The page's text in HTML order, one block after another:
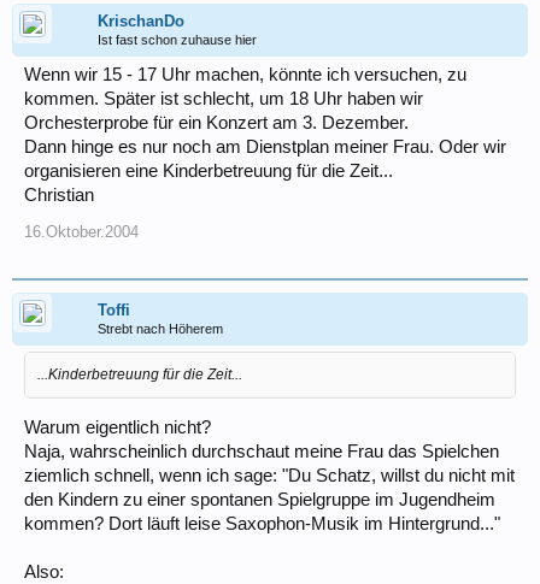
KrischanDo
Ist fast schon zuhause hier
Wenn wir 15 - 17 Uhr machen, könnte ich versuchen, zu
kommen. Später ist schlecht, um 18 Uhr haben wir
Orchesterprobe für ein Konzert am 3. Dezember.
Dann hinge es nur noch am Dienstplan meiner Frau. Oder wir
organisieren eine Kinderbetreuung für die Zeit...
Christian
16.Oktober.2004
Toffi
Strebt nach Höherem
...Kinderbetreuung für die Zeit...
Warum eigentlich nicht?
Naja, wahrscheinlich durchschaut meine Frau das Spielchen
ziemlich schnell, wenn ich sage: "Du Schatz, willst du nicht mit
den Kindern zu einer spontanen Spielgruppe im Jugendheim
kommen? Dort läuft leise Saxophon-Musik im Hintergrund..."
Also: